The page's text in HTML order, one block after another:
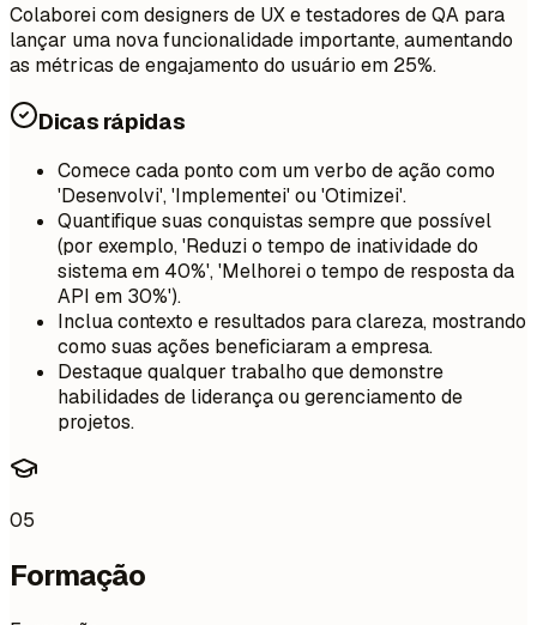
Colaborei com designers de UX e testadores de QA para
lançar uma nova funcionalidade importante, aumentando
as métricas de engajamento do usuário em 25%.
Dicas rápidas
Comece cada ponto com um verbo de ação como
'Desenvolvi', 'Implementei' ou 'Otimizei'.
Quantifique suas conquistas sempre que possível
(por exemplo, 'Reduzi o tempo de inatividade do
sistema em 40%', 'Melhorei o tempo de resposta da
API em 30%').
Inclua contexto e resultados para clareza, mostrando
como suas ações beneficiaram a empresa.
Destaque qualquer trabalho que demonstre
habilidades de liderança ou gerenciamento de
projetos.
05
Formação